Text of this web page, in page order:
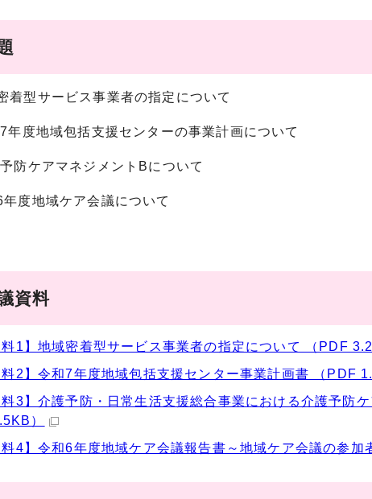
着型サービス事業者の指定について
年度地域包括支援センターの事業計画について
防ケアマネジメントBについて
度地域ケア会議について
資料
料1】地域密着型サービス事業者の指定について （PDF
料2】令和7年度地域包括支援センター事業計画書 （PDF
料3】介護予防・日常生活支援総合事業における介護予防
）
料4】令和6年度地域ケア会議報告書～地域ケア会議の参